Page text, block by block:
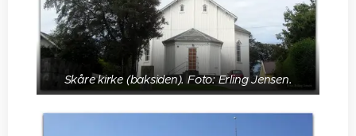
Skåre kirke (baksiden). Foto: Erling Jensen.